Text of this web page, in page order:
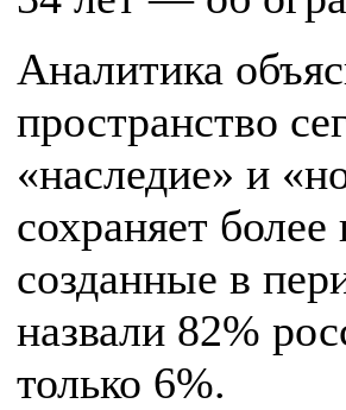
Аналитика
пространство
«наследие» и
сохраняет
созданные в
назвали 82%
только 6%.